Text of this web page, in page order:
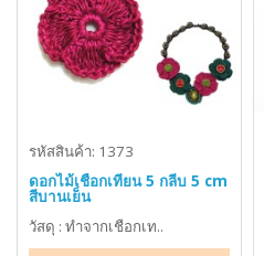
รหัสสินค้า: 1373
ดอกไม้เชือกเทียน 5 กลีบ 5 cm
สีบานเย็น
วัสดุ : ทำจากเชือกเท..